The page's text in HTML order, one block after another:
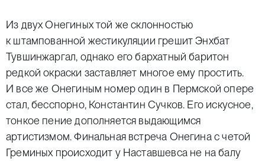
Из двух Онегиных той же склонностью
к штампованной жестикуляции грешит Энхбат
Тувшинжаргал, однако его бархатный баритон
редкой окраски заставляет многое ему простить.
И все же Онегиным номер один в Пермской опере
стал, бесспорно, Константин Сучков. Его искусное,
тонкое пение дополняется выдающимся
артистизмом. Финальная встреча Онегина с четой
Греминых происходит у Наставшевса не на балу